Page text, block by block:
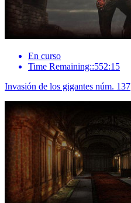
En curso
Time Remaining::552:15
Invasión de los gigantes núm. 137